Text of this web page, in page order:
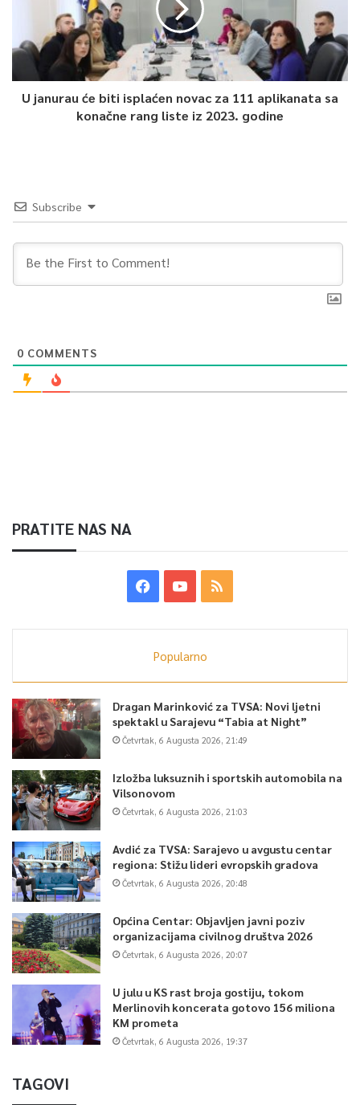
U janurau će biti isplaćen novac za 111 aplikanata sa
konačne rang liste iz 2023. godine
Subscribe
0 COMMENTS
PRATITE NAS NA
Popularno
Dragan Marinković za TVSA: Novi ljetni
spektakl u Sarajevu “Tabia at Night”
Četvrtak, 6 Augusta 2026, 21:49
Izložba luksuznih i sportskih automobila na
Vilsonovom
Četvrtak, 6 Augusta 2026, 21:03
Avdić za TVSA: Sarajevo u avgustu centar
regiona: Stižu lideri evropskih gradova
Četvrtak, 6 Augusta 2026, 20:48
Općina Centar: Objavljen javni poziv
organizacijama civilnog društva 2026
Četvrtak, 6 Augusta 2026, 20:07
U julu u KS rast broja gostiju, tokom
Merlinovih koncerata gotovo 156 miliona
KM prometa
Četvrtak, 6 Augusta 2026, 19:37
TAGOVI